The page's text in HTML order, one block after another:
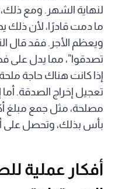
لنهاية الشهر. ومع
ما دمت قادرًا، لأن ذلك
ويعظم الأجر. فقد قال
تصدقوا”، مما يدل على
إذا كانت هناك حاجة
تعجيل إخراج الصدقة. أما
مصلحة، مثل جمع مبلغ
بأس بذلك، وتحصل على
أفكار عملية